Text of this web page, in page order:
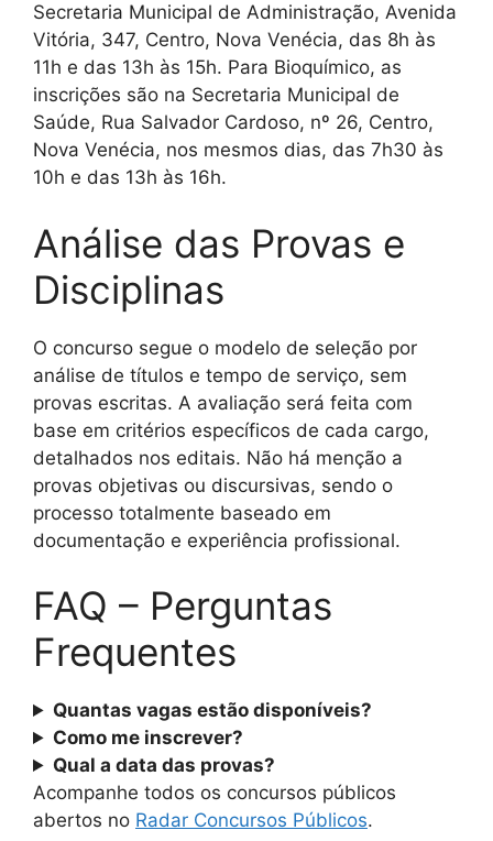
Secretaria Municipal de Administração, Avenida
Vitória, 347, Centro, Nova Venécia, das 8h às
11h e das 13h às 15h. Para Bioquímico, as
inscrições são na Secretaria Municipal de
Saúde, Rua Salvador Cardoso, nº 26, Centro,
Nova Venécia, nos mesmos dias, das 7h30 às
10h e das 13h às 16h.
Análise das Provas e
Disciplinas
O concurso segue o modelo de seleção por
análise de títulos e tempo de serviço, sem
provas escritas. A avaliação será feita com
base em critérios específicos de cada cargo,
detalhados nos editais. Não há menção a
provas objetivas ou discursivas, sendo o
processo totalmente baseado em
documentação e experiência profissional.
FAQ – Perguntas
Frequentes
Quantas vagas estão disponíveis?
Como me inscrever?
Qual a data das provas?
Acompanhe todos os concursos públicos
abertos no Radar Concursos Públicos.